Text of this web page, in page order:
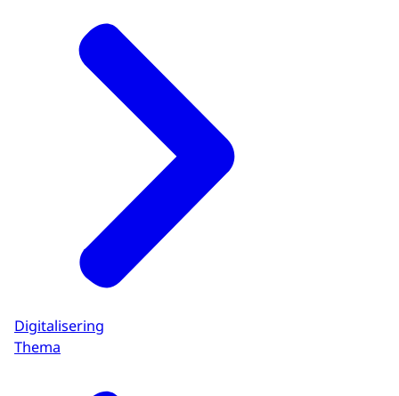
Digitalisering
Thema